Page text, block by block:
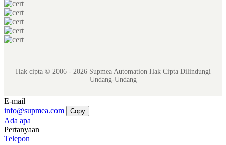
Hak cipta © 2006 - 2026 Supmea Automation Hak Cipta Dilindungi
Undang-Undang
E-mail
info@supmea.com
Copy
Ada apa
Pertanyaan
Telepon